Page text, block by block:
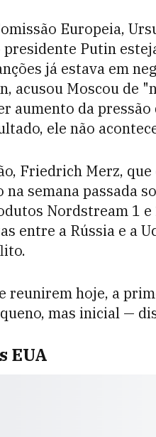
Europeia,
presidente Putin
já estava em
acusou Moscou de
aumento da
ele não
Friedrich Merz,
semana passada
Nordstream 1
entre a Rússia e a
reunirem hoje, a
mas inicial —
EUA